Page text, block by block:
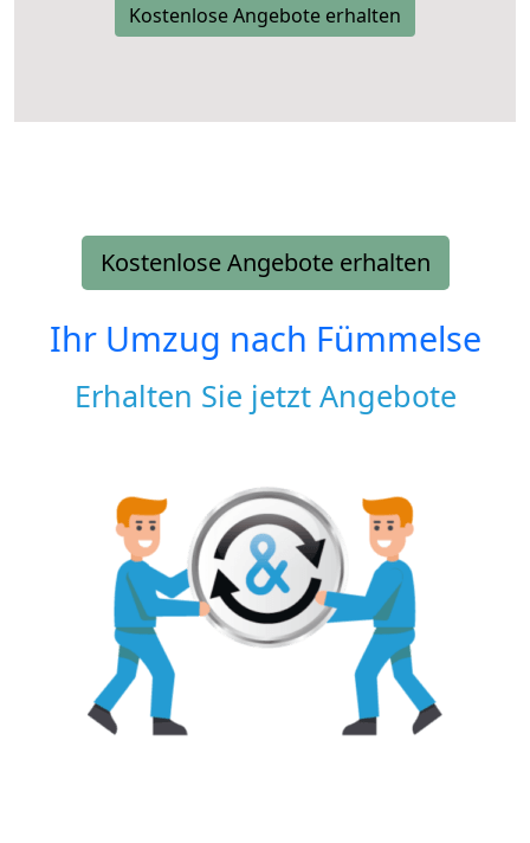
Kostenlose Angebote erhalten
Kostenlose Angebote erhalten
Ihr Umzug nach Fümmelse
Erhalten Sie jetzt Angebote